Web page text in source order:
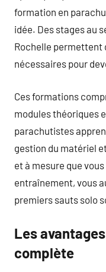
formation en
idée. Des stages au
Rochelle permettent
nécessaires pour
Ces formations
modules théoriques
parachutistes
gestion du matériel
et à mesure que
entraînement, vous
premiers sauts solo
Les
complète